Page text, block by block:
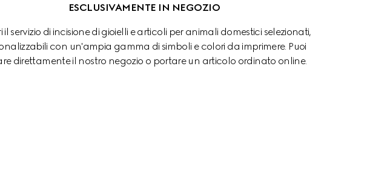
ESCLUSIVAMENTE IN NEGOZIO
il servizio di incisione di gioielli e articoli per animali domestici selezionati,
con un'ampia gamma di simboli e colori da imprimere. Puoi
direttamente il nostro negozio o portare un articolo ordinato online.